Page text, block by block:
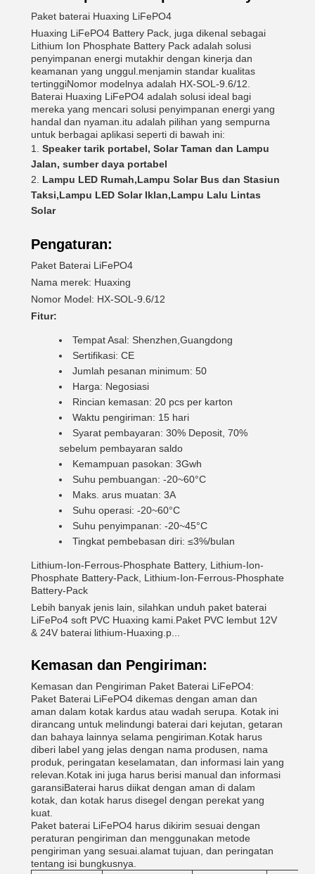
Paket baterai Huaxing LiFePO4
Huaxing LiFePO4 Battery Pack, juga dikenal sebagai
Lithium Ion Phosphate Battery Pack adalah solusi
penyimpanan energi mutakhir dengan kinerja dan
keamanan yang unggul.menjamin standar kualitas
tertinggiNomor modelnya adalah HX-SOL-9.6/12.
Baterai Huaxing LiFePO4 adalah solusi ideal bagi
mereka yang mencari solusi penyimpanan energi yang
handal dan nyaman.itu adalah pilihan yang sempurna
untuk berbagai aplikasi seperti di bawah ini:
Speaker tarik portabel, Solar Taman dan Lampu
Jalan, sumber daya portabel
Lampu LED Rumah,Lampu Solar Bus dan Stasiun
Taksi,Lampu LED Solar Iklan,Lampu Lalu Lintas
Solar
Pengaturan:
Paket Baterai LiFePO4
Nama merek: Huaxing
Nomor Model: HX-SOL-9.6/12
Fitur:
Tempat Asal: Shenzhen,Guangdong
Sertifikasi: CE
Jumlah pesanan minimum: 50
Harga: Negosiasi
Rincian kemasan: 20 pcs per karton
Waktu pengiriman: 15 hari
Syarat pembayaran: 30% Deposit, 70%
sebelum pembayaran saldo
Kemampuan pasokan: 3Gwh
Suhu pembuangan: -20~60°C
Maks. arus muatan: 3A
Suhu operasi: -20~60°C
Suhu penyimpanan: -20~45°C
Tingkat pembebasan diri: ≤3%/bulan
Lithium-Ion-Ferrous-Phosphate Battery, Lithium-Ion-
Phosphate Battery-Pack, Lithium-Ion-Ferrous-Phosphate
Battery-Pack
Lebih banyak jenis lain, silahkan unduh paket baterai
LiFePo4 soft PVC Huaxing kami. Paket PVC lembut 12V
& 24V baterai lithium-Huaxing.p...
Kemasan dan Pengiriman:
Kemasan dan Pengiriman Paket Baterai LiFePO4:
Paket Baterai LiFePO4 dikemas dengan aman dan
aman dalam kotak kardus atau wadah serupa. Kotak ini
dirancang untuk melindungi baterai dari kejutan, getaran
dan bahaya lainnya selama pengiriman.Kotak harus
diberi label yang jelas dengan nama produsen, nama
produk, peringatan keselamatan, dan informasi lain yang
relevan.Kotak ini juga harus berisi manual dan informasi
garansiBaterai harus diikat dengan aman di dalam
kotak, dan kotak harus disegel dengan perekat yang
kuat.
Paket baterai LiFePO4 harus dikirim sesuai dengan
peraturan pengiriman dan menggunakan metode
pengiriman yang sesuai.alamat tujuan, dan peringatan
tentang isi bungkusnya.